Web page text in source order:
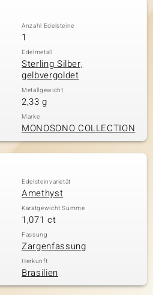
Anzahl Edelsteine
1
Edelmetall
Sterling Silber,
gelbvergoldet
Metallgewicht
2,33 g
Marke
MONOSONO COLLECTION
Edelsteinvarietät
Amethyst
Karatgewicht Summe
1,071 ct
Fassung
Zargenfassung
Herkunft
Brasilien